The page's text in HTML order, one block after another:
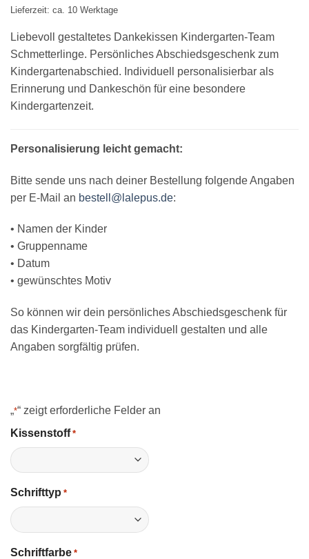
Lieferzeit: ca. 10 Werktage
Liebevoll gestaltetes Dankekissen Kindergarten-Team
Schmetterlinge. Persönliches Abschiedsgeschenk zum
Kindergartenabschied. Individuell personalisierbar als
Erinnerung und Dankeschön für eine besondere
Kindergartenzeit.
Personalisierung leicht gemacht:
Bitte sende uns nach deiner Bestellung folgende Angaben
per E-Mail an bestell@lalepus.de:
• Namen der Kinder
• Gruppenname
• Datum
• gewünschtes Motiv
So können wir dein persönliches Abschiedsgeschenk für
das Kindergarten-Team individuell gestalten und alle
Angaben sorgfältig prüfen.
„*“ zeigt erforderliche Felder an
Kissenstoff *
Schrifttyp *
Schriftfarbe *